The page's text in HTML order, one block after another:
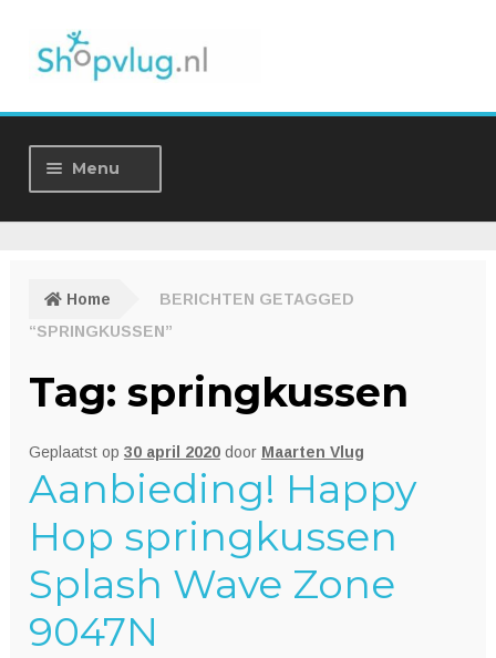
Menu
Home
Over ons
Nieuws
Contact
Home
BERICHTEN GETAGGED
“SPRINGKUSSEN”
Tag: springkussen
Geplaatst op 30 april 2020 door Maarten Vlug
Aanbieding! Happy
Hop springkussen
Splash Wave Zone
9047N